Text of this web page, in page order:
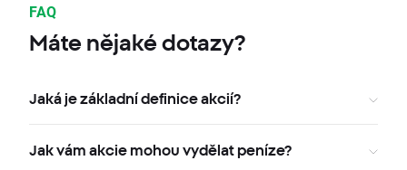
FAQ
Máte nějaké dotazy?
Jaká je základní definice akcií?
Jak vám akcie mohou vydělat peníze?